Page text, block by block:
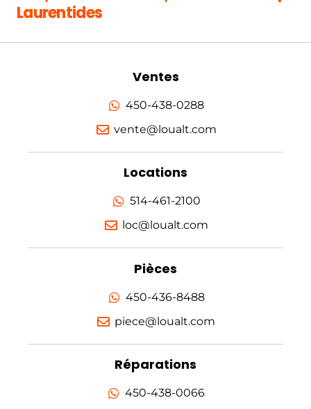
Laurentides
Ventes
450-438-0288
vente@loualt.com
Locations
514-461-2100
loc@loualt.com
Pièces
450-436-8488
piece@loualt.com
Réparations
450-438-0066